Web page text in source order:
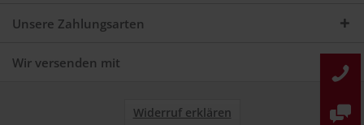
Unsere Zahlungsarten
Wir versenden mit
Widerruf erklären